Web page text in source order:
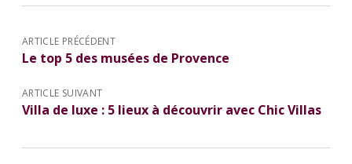
ARTICLE PRÉCÉDENT
Le top 5 des musées de Provence
ARTICLE SUIVANT
Villa de luxe : 5 lieux à découvrir avec Chic Villas